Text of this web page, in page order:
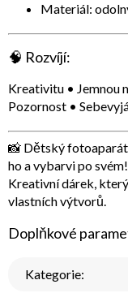
Materiál:
🧠 Rozvíjí:
Kreativitu • Jemnou
Pozornost •
📸 Dětský
ho a vybarvi po svém!
Kreativní dárek,
vlastních výtvorů.
Doplňkové
Kategorie: